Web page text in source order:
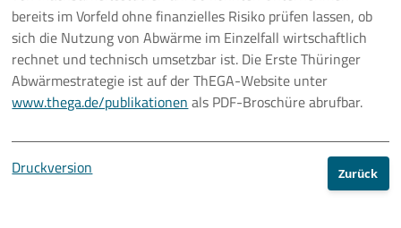
bereits im Vorfeld ohne finanzielles Risiko prüfen lassen, ob
sich die Nutzung von Abwärme im Einzelfall wirtschaftlich
rechnet und technisch umsetzbar ist. Die Erste Thüringer
Abwärmestrategie ist auf der ThEGA-Website unter
www.thega.de/publikationen als PDF-Broschüre abrufbar.
Druckversion Zurück